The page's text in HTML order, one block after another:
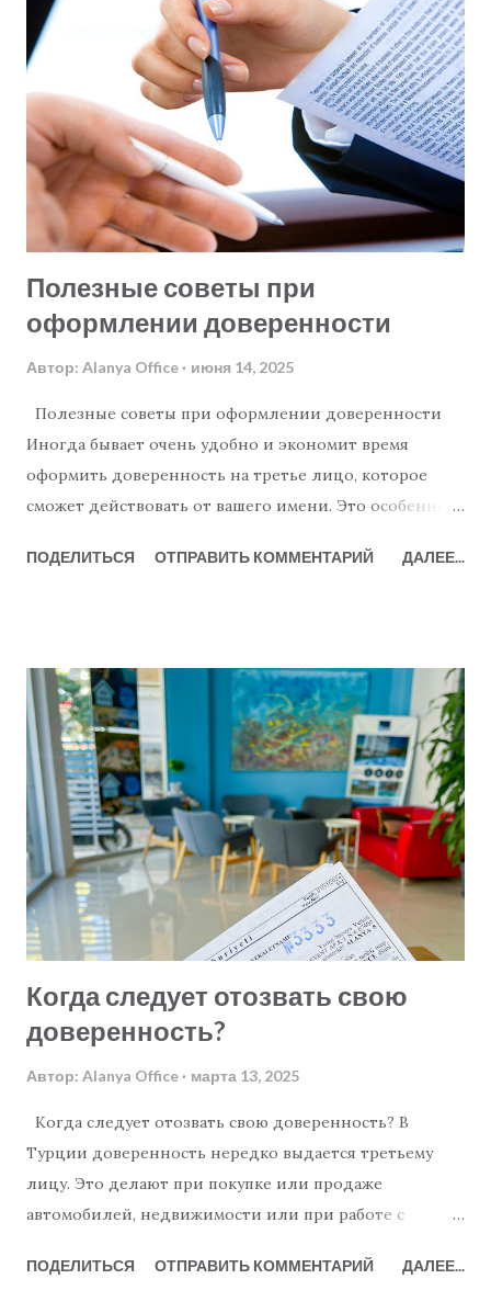
Полезные советы при
оформлении доверенности
Автор: Alanya Office июня 14, 2025
Полезные советы при оформлении доверенности
Иногда бывает очень удобно и экономит время
оформить доверенность на третье лицо, которое
сможет действовать от вашего имени. Это особенно
также при обращении к бухгалтеру или юристу.
которые следует помнить при оформлении
доверенности: Доверенность следует оформлять
только на тех лиц, которым вы доверяете и точно
знаете, кто они. Убедитесь, что доверенность
составлена конкретно и только для ваших целей.
При продаже недвижимости необходимо точно
указать адрес и регистрацию, при продаже
автомобиля — номерной знак и регистрационные
данные. При необходимости оформляйте
доверенность с ограниченным сроком действия.
Пользуйтесь услугами профессионального
переводчика, которого вы понимаете, и требуйте
ПОДЕЛИТЬСЯ ОТПРАВИТЬ КОММЕНТАРИЙ ДАЛЕЕ...
Когда следует отозвать свою
доверенность?
Автор: Alanya Office марта 13, 2025
Когда следует отозвать свою доверенность? В
Турции доверенность нередко выдается третьему
лицу. Это делают при покупке или продаже
автомобилей, недвижимости или при работе с
насчитывается почти десять государственных
ПОДЕЛИТЬСЯ ОТПРАВИТЬ КОММЕНТАРИЙ ДАЛЕЕ...